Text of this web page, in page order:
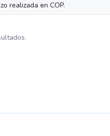
realizada en COP.